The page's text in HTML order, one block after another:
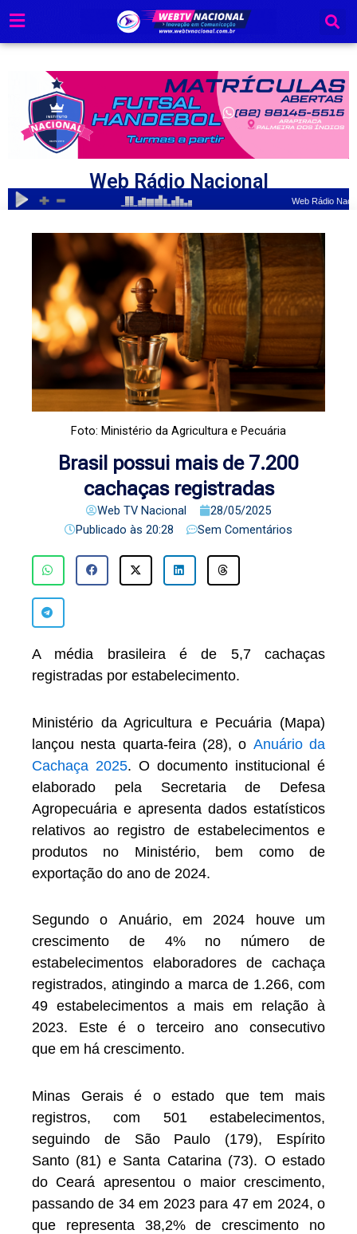
para
o
Web Rádio Nacional
Foto: Ministério da Agricultura e Pecuária
Brasil possui mais de 7.200
cachaças registradas
Web TV Nacional
28/05/2025
Publicado às 20:28 Sem Comentários
A média brasileira é de 5,7 cachaças
registradas por estabelecimento.
Ministério da Agricultura e Pecuária (Mapa)
lançou nesta quarta-feira (28), o Anuário da
Cachaça 2025. O documento institucional é
elaborado pela Secretaria de Defesa
Agropecuária e apresenta dados estatísticos
relativos ao registro de estabelecimentos e
produtos no Ministério, bem como de
exportação do ano de 2024.
Segundo o Anuário, em 2024 houve um
crescimento de 4% no número de
estabelecimentos elaboradores de cachaça
registrados, atingindo a marca de 1.266, com
49 estabelecimentos a mais em relação à
2023. Este é o terceiro ano consecutivo
que em há crescimento.
Minas Gerais é o estado que tem mais
registros, com 501 estabelecimentos,
seguindo de São Paulo (179), Espírito
Santo (81) e Santa Catarina (73). O estado
do Ceará apresentou o maior crescimento,
passando de 34 em 2023 para 47 em 2024, o
que representa 38,2% de crescimento no